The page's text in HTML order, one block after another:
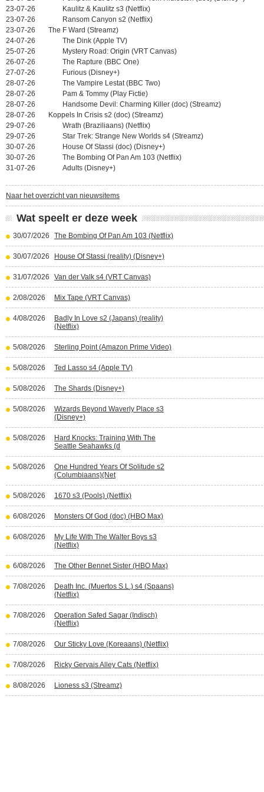
23-07-26
Kaulitz & Kaulitz s3 (Netflix)
23-07-26
Ransom Canyon s2 (Netflix)
23-07-26
The F Ward (Streamz)
24-07-26
The Dink (Apple TV)
25-07-26
Mystery Road: Origin (VRT Canvas)
26-07-26
The Rapture (BBC One)
27-07-26
Furious (Disney+)
28-07-26
The Vampire Lestat (BBC Two)
28-07-26
Pam & Tommy (Play Fictie)
28-07-26
Handsome Devil: Charming Killer (doc) (Streamz)
28-07-26
Koppels In Crisis s2 (doc) (Streamz)
29-07-26
Wrath (Braziliaans) (Netflix)
29-07-26
Star Trek: Strange New Worlds s4 (Streamz)
30-07-26
House Of Stassi (doc) (Disney+)
30-07-26
The Bombing Of Pan Am 103 (Netflix)
31-07-26
Adults (Disney+)
Naar het overzicht van nieuwsitems
Wat speelt er deze week
30/07/2026 The Bombing Of Pan Am 103 (Netflix)
30/07/2026 House Of Stassi (reality) (Disney+)
31/07/2026 Van der Valk s4 (VRT Canvas)
2/08/2026 Mix Tape (VRT Canvas)
4/08/2026
Badly In Love s2 (Japans) (reality)
(Netflix)
5/08/2026 Sterling Point (Amazon Prime Video)
5/08/2026 Ted Lasso s4 (Apple TV)
5/08/2026 The Shards (Disney+)
5/08/2026
Wizards Beyond Waverly Place s3
(Disney+)
5/08/2026
Hard Knocks: Training With The
Seattle Seahawks (d
5/08/2026
One Hundred Years Of Solitude s2
(Columbiaans)(Net
5/08/2026 1670 s3 (Pools) (Netflix)
6/08/2026 Monsters Of God (doc) (HBO Max)
6/08/2026
My Life With The Walter Boys s3
(Netflix)
6/08/2026 The Other Bennet Sister (HBO Max)
7/08/2026
Death Inc. (Muertos S.L.) s4 (Spaans)
(Netflix)
7/08/2026
Operation Safed Sagar (Indisch)
(Netflix)
7/08/2026 Our Sticky Love (Koreaans) (Netflix)
7/08/2026 Ricky Gervais Alley Cats (Netflix)
8/08/2026 Lioness s3 (Streamz)